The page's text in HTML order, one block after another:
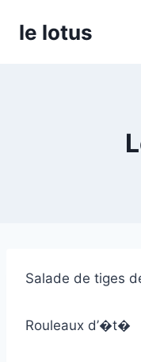
le lotus
Salade de tiges
Rouleaux d’�t�